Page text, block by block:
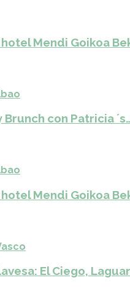
Mendi Goikoa
Brunch con Patricia
Mendi Goikoa
El Ciego,